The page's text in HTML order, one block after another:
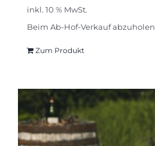
inkl. 10 % MwSt.
Beim Ab-Hof-Verkauf abzuholen
Zum Produkt